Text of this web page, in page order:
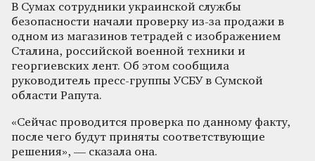
В Сумах сотрудники украинской службы
безопасности начали проверку из-за продажи в
одном из магазинов тетрадей с изображением
Сталина, российской военной техники и
георгиевских лент. Об этом сообщила
руководитель пресс-группы УСБУ в Сумской
области Рапута.
«Сейчас проводится проверка по данному факту,
после чего будут приняты соответствующие
решения», — сказала она.